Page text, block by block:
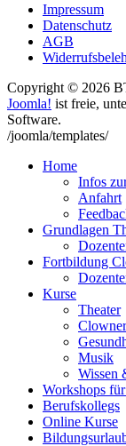
Impressum
Datenschutz
AGB
Copyright © 2026
Joomla! ist freie,
Software.
/joomla/templates/
Home
Infos
Anfahrt
Grundlagen
Fortbildung
Kurse
Theater
Musik
Wissen
Workshops
Berufskollegs
Online Kurse